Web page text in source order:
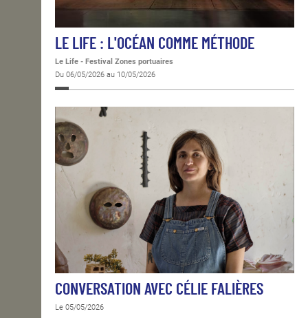
LE LIFE : L'OCÉAN COMME MÉTHODE
Le Life - Festival Zones portuaires
Du 06/05/2026 au 10/05/2026
CONVERSATION AVEC CÉLIE FALIÈRES
Le 05/05/2026